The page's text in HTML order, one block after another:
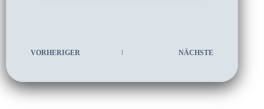
VORHERIGER NÄCHSTE